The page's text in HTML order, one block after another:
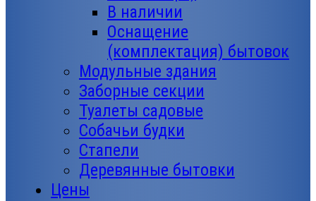
В наличии
Оснащение
(комплектация) бытовок
Модульные здания
Заборные секции
Туалеты садовые
Собачьи будки
Стапели
Деревянные бытовки
Цены